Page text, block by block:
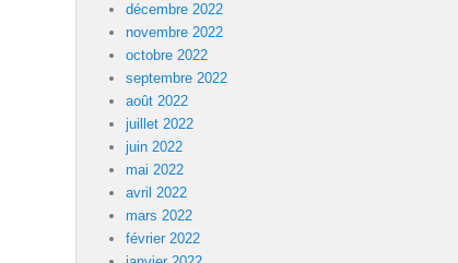
décembre 2022
novembre 2022
octobre 2022
septembre 2022
août 2022
juillet 2022
juin 2022
mai 2022
avril 2022
mars 2022
février 2022